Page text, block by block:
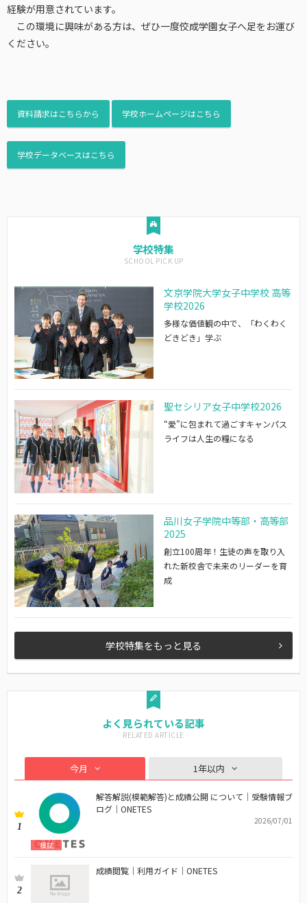
経験が用意されています。
この環境に興味がある方は、ぜひ一度佼成学園女子へ足をお運び
ください。
資料請求はこちらから 学校ホームページはこちら
学校データベースはこちら
学校特集
文京学院大学女子中学校 高等
学校2026
多様な価値観の中で、「わくわく
どきどき」学ぶ
聖セシリア女子中学校2026
“愛”に包まれて過ごすキャンパス
ライフは人生の糧になる
品川女子学院中等部・高等部
2025
創立100周年！生徒の声を取り入
れた新校舎で未来のリーダーを育
成
学校特集をもっと見る
よく見られている記事
今月 1年以内
1
模試
解答解説(模範解答)と成績公開 について｜受験情報ブ
ログ｜ONETES
2026/07/01
2
成績閲覧｜利用ガイド｜ONETES